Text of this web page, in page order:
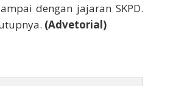
dengan jajaran SKPD.
(Advetorial)